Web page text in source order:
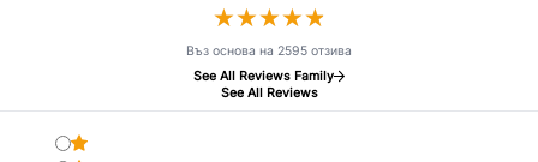
★★★★★
★★★★★
Въз основа на 2595 отзива
See All Reviews Family
See All Reviews